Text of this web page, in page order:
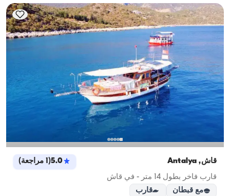
قاش, Antalya 5.0
( مراجعة)
قارب فاخر بطول 14 متر - في قاش
مع قبطان
قارب